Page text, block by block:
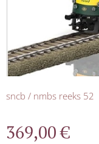
sncb / nmbs reeks 52
369,00€